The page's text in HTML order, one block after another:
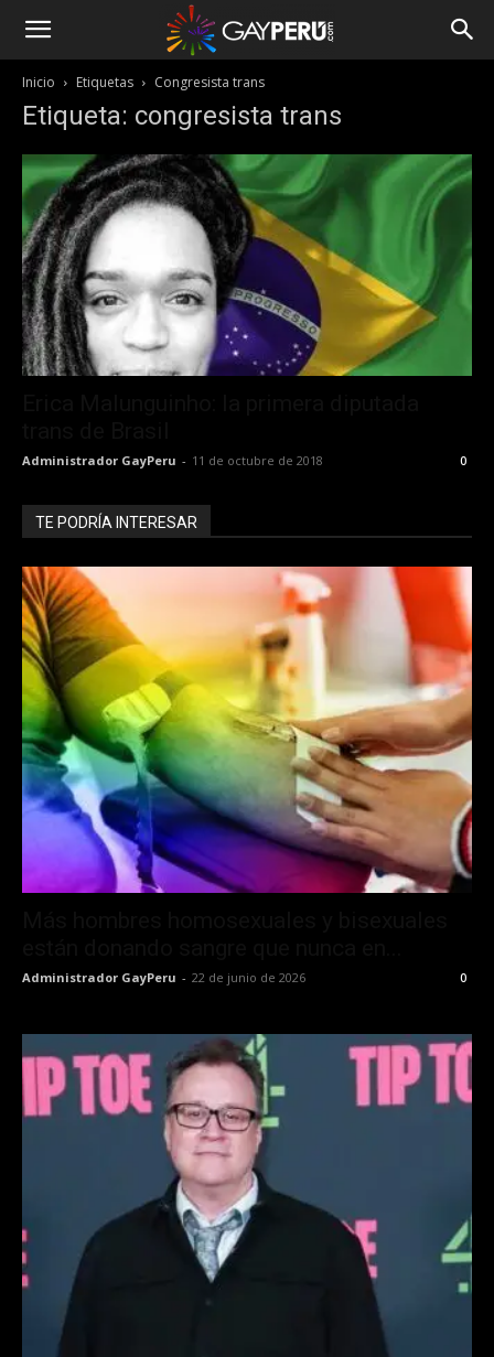
Inicio Etiquetas Congresista trans
Etiqueta: congresista trans
Administrador GayPeru - 11 de octubre de 2018 0
TE PODRÍA INTERESAR
Administrador GayPeru - 22 de junio de 2026 0